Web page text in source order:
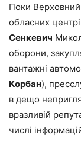
Поки
обласних
Сенкевич
оборони,
вантажні
Корбан),
в дещо
вразливій
числі